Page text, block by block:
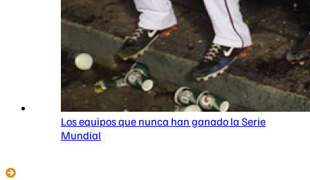
Los equipos que nunca han ganado la Serie
Mundial